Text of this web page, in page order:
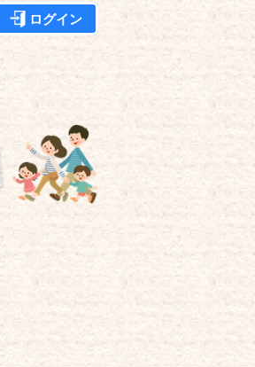
ログイン